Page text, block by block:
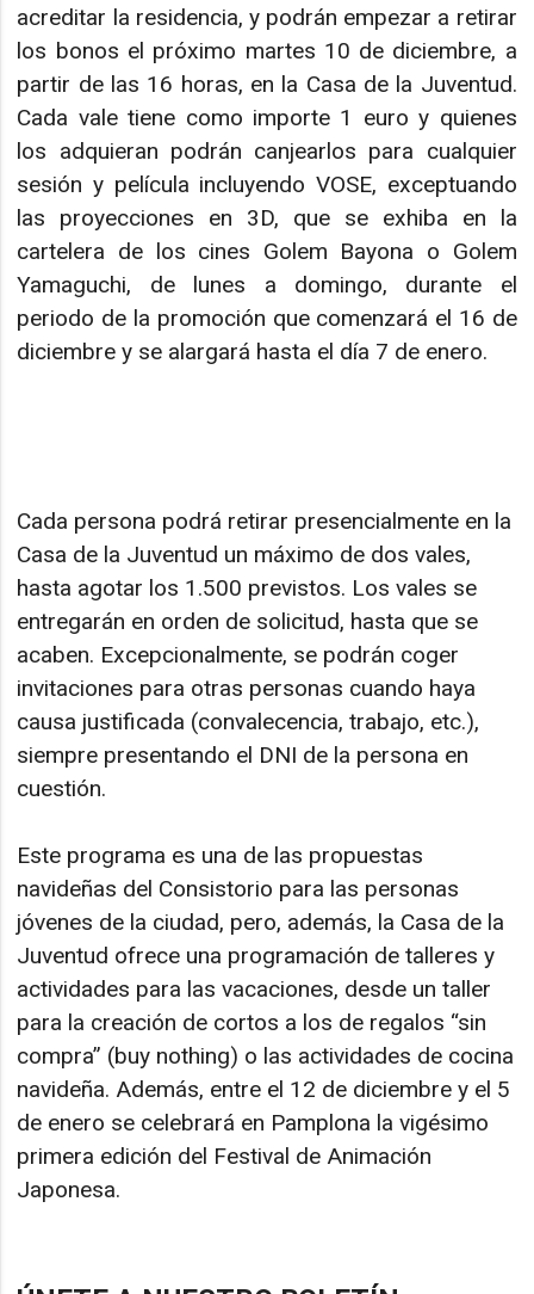
acreditar la residencia, y podrán empezar a retirar
los bonos el próximo martes 10 de diciembre, a
partir de las 16 horas, en la Casa de la Juventud.
Cada vale tiene como importe 1 euro y quienes
los adquieran podrán canjearlos para cualquier
sesión y película incluyendo VOSE, exceptuando
las proyecciones en 3D, que se exhiba en la
cartelera de los cines Golem Bayona o Golem
Yamaguchi, de lunes a domingo, durante el
periodo de la promoción que comenzará el 16 de
diciembre y se alargará hasta el día 7 de enero.
Cada persona podrá retirar presencialmente en la
Casa de la Juventud un máximo de dos vales,
hasta agotar los 1.500 previstos. Los vales se
entregarán en orden de solicitud, hasta que se
acaben. Excepcionalmente, se podrán coger
invitaciones para otras personas cuando haya
causa justificada (convalecencia, trabajo, etc.),
siempre presentando el DNI de la persona en
cuestión.
Este programa es una de las propuestas
navideñas del Consistorio para las personas
jóvenes de la ciudad, pero, además, la Casa de la
Juventud ofrece una programación de talleres y
actividades para las vacaciones, desde un taller
para la creación de cortos a los de regalos “sin
compra” (buy nothing) o las actividades de cocina
navideña. Además, entre el 12 de diciembre y el 5
de enero se celebrará en Pamplona la vigésimo
primera edición del Festival de Animación
Japonesa.